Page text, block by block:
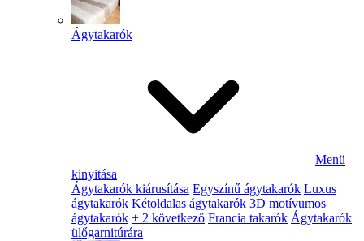
Ágytakarók
Menü
kinyitása
Ágytakarók kiárusítása Egyszínű ágytakarók Luxus
ágytakarók Kétoldalas ágytakarók 3D motívumos
ágytakarók + 2 következő Francia takarók Ágytakarók
ülőgarnitúrára